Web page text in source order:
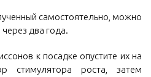
самостоятельно, можно
два года.
к посадке опустите их на
стимулятора роста, затем